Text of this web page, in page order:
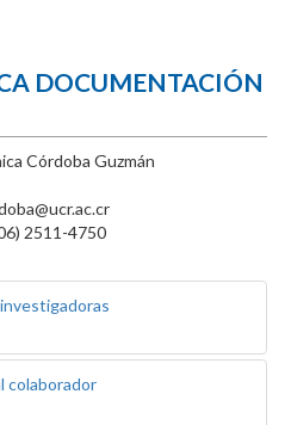
DOCUMENTACIÓN
Córdoba Guzmán
2511-4750
colaborador